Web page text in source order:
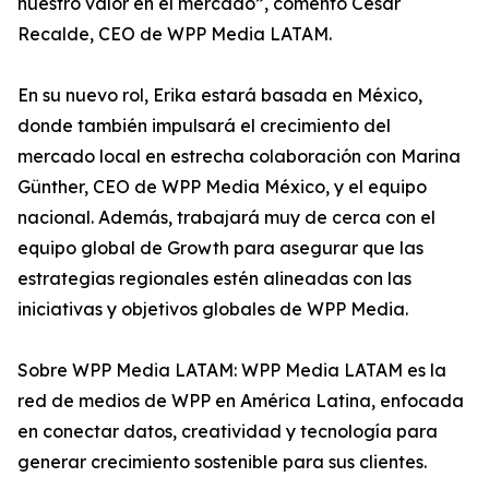
Recalde, CEO de WPP Media LATAM.
En su nuevo rol, Erika estará basada en México,
donde también impulsará el crecimiento del
mercado local en estrecha colaboración con Marina
Günther, CEO de WPP Media México, y el equipo
nacional. Además, trabajará muy de cerca con el
equipo global de Growth para asegurar que las
estrategias regionales estén alineadas con las
iniciativas y objetivos globales de WPP Media.
Sobre WPP Media LATAM: WPP Media LATAM es la
red de medios de WPP en América Latina, enfocada
en conectar datos, creatividad y tecnología para
generar crecimiento sostenible para sus clientes.